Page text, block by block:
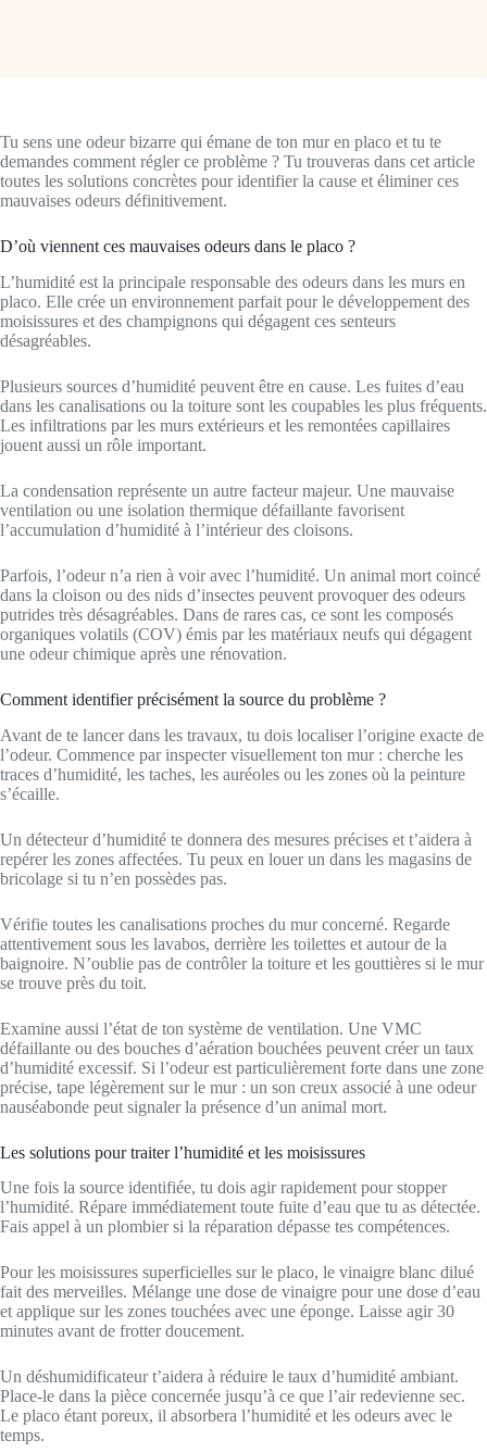
Tu sens une odeur bizarre qui émane de ton mur en placo et tu te
demandes comment régler ce problème ? Tu trouveras dans cet article
toutes les solutions concrètes pour identifier la cause et éliminer ces
mauvaises odeurs définitivement.
D’où viennent ces mauvaises odeurs dans le placo ?
L’humidité est la principale responsable des odeurs dans les murs en
placo. Elle crée un environnement parfait pour le développement des
moisissures et des champignons qui dégagent ces senteurs
désagréables.
Plusieurs sources d’humidité peuvent être en cause. Les fuites d’eau
dans les canalisations ou la toiture sont les coupables les plus fréquents.
Les infiltrations par les murs extérieurs et les remontées capillaires
jouent aussi un rôle important.
La condensation représente un autre facteur majeur. Une mauvaise
ventilation ou une isolation thermique défaillante favorisent
l’accumulation d’humidité à l’intérieur des cloisons.
Parfois, l’odeur n’a rien à voir avec l’humidité. Un animal mort coincé
dans la cloison ou des nids d’insectes peuvent provoquer des odeurs
putrides très désagréables. Dans de rares cas, ce sont les composés
organiques volatils (COV) émis par les matériaux neufs qui dégagent
une odeur chimique après une rénovation.
Comment identifier précisément la source du problème ?
Avant de te lancer dans les travaux, tu dois localiser l’origine exacte de
l’odeur. Commence par inspecter visuellement ton mur : cherche les
traces d’humidité, les taches, les auréoles ou les zones où la peinture
s’écaille.
Un détecteur d’humidité te donnera des mesures précises et t’aidera à
repérer les zones affectées. Tu peux en louer un dans les magasins de
bricolage si tu n’en possèdes pas.
Vérifie toutes les canalisations proches du mur concerné. Regarde
attentivement sous les lavabos, derrière les toilettes et autour de la
baignoire. N’oublie pas de contrôler la toiture et les gouttières si le mur
se trouve près du toit.
Examine aussi l’état de ton système de ventilation. Une VMC
défaillante ou des bouches d’aération bouchées peuvent créer un taux
d’humidité excessif. Si l’odeur est particulièrement forte dans une zone
précise, tape légèrement sur le mur : un son creux associé à une odeur
nauséabonde peut signaler la présence d’un animal mort.
Les solutions pour traiter l’humidité et les moisissures
Une fois la source identifiée, tu dois agir rapidement pour stopper
l’humidité. Répare immédiatement toute fuite d’eau que tu as détectée.
Fais appel à un plombier si la réparation dépasse tes compétences.
Pour les moisissures superficielles sur le placo, le vinaigre blanc dilué
fait des merveilles. Mélange une dose de vinaigre pour une dose d’eau
et applique sur les zones touchées avec une éponge. Laisse agir 30
minutes avant de frotter doucement.
Un déshumidificateur t’aidera à réduire le taux d’humidité ambiant.
Place-le dans la pièce concernée jusqu’à ce que l’air redevienne sec.
Le placo étant poreux, il absorbera l’humidité et les odeurs avec le
temps.